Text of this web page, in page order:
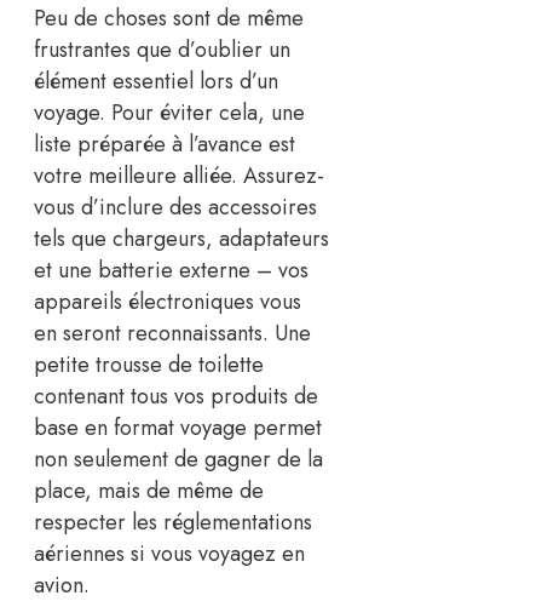
Peu de choses sont de même
frustrantes que d’oublier un
élément essentiel lors d’un
voyage. Pour éviter cela, une
liste préparée à l’avance est
votre meilleure alliée. Assurez-
vous d’inclure des accessoires
tels que chargeurs, adaptateurs
et une batterie externe – vos
appareils électroniques vous
en seront reconnaissants. Une
petite trousse de toilette
contenant tous vos produits de
base en format voyage permet
non seulement de gagner de la
place, mais de même de
respecter les réglementations
aériennes si vous voyagez en
avion.